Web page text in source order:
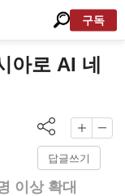
구독
아로 AI 네
답글쓰기
이상 확대